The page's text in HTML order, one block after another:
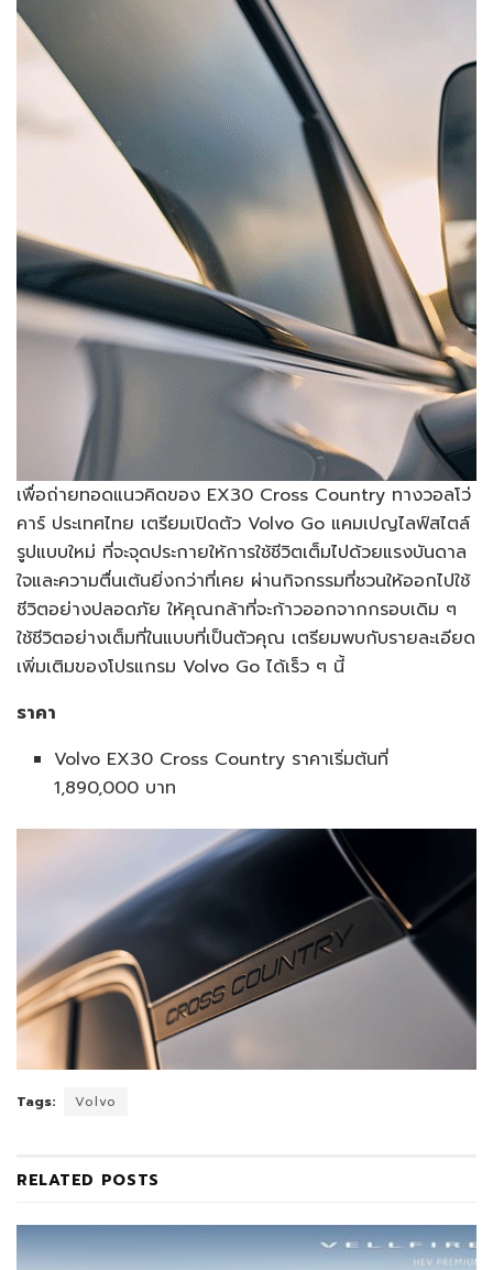
เพื่อถ่ายทอดแนวคิดของ EX30 Cross Country ทางวอลโว่
คาร์ ประเทศไทย เตรียมเปิดตัว Volvo Go แคมเปญไลฟ์สไตล์
รูปแบบใหม่ ที่จะจุดประกายให้การใช้ชีวิตเต็มไปด้วยแรงบันดาล
ใจและความตื่นเต้นยิ่งกว่าที่เคย ผ่านกิจกรรมที่ชวนให้ออกไปใช้
ชีวิตอย่างปลอดภัย ให้คุณกล้าที่จะก้าวออกจากกรอบเดิม ๆ
ใช้ชีวิตอย่างเต็มที่ในแบบที่เป็นตัวคุณ เตรียมพบกับรายละเอียด
เพิ่มเติมของโปรแกรม Volvo Go ได้เร็ว ๆ นี้
ราคา
Volvo EX30 Cross Country ราคาเริ่มต้นที่
1,890,000 บาท
Tags: Volvo
RELATED POSTS